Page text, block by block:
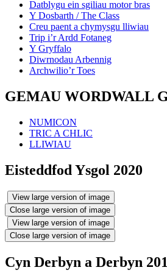
Datblygu ein sgiliau motor bras
Y Dosbarth / The Class
Creu paent a chymysgu lliwiau
Trip i’r Ardd Fotaneg
Y Gryffalo
Diwrnodau Arbennig
Archwilio’r Toes
GEMAU WORDWALL
NUMICON
TRIC A CHLIC
LLIWIAU
Eisteddfod Ysgol 2020
View large version of image
Close large version of image
View large version of image
Close large version of image
Cyn Derbyn a Derbyn